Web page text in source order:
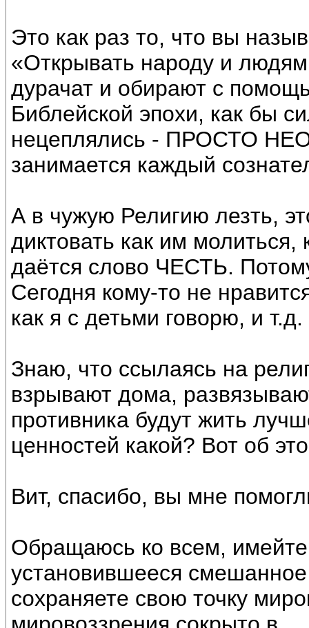
Это как раз то, что вы
«Открывать народу и
дурачат и обирают с
Библейской эпохи, как бы
нецеплялись - ПРОСТО
занимается каждый
А в чужую Религию лезть,
диктовать как им молиться,
даётся слово ЧЕСТЬ.
Сегодня кому-то не
как я с детьми говорю, и т.д.
Знаю, что ссылаясь на
взрывают дома,
противника будут жить
ценностей какой? Вот об
Вит, спасибо, вы мне
Обращаюсь ко всем,
установившееся
сохраняете свою точку